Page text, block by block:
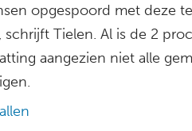
opgespoord met deze
schrijft Tielen. Al is de 2
aangezien niet alle